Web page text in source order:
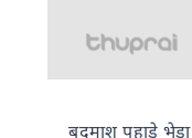
बदमाश पहाडे भेडा